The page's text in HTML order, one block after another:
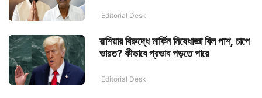
Editorial Desk
রাশিয়ার বিরুদ্ধে মার্কিন নিষেধাজ্ঞা বিল পাশ, চাপে
ভারত? কীভাবে প্রভাব পড়তে পারে
Editorial Desk